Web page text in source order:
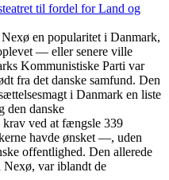
til fordel for Land og
en popularitet i Danmark,
— eller senere ville
Kommunistiske Parti var
fra det danske samfund. Den
i Danmark en liste
den danske
krav ved at fængsle 339
havde ønsket —, uden
offentlighed. Den allerede
Nexø, var iblandt de